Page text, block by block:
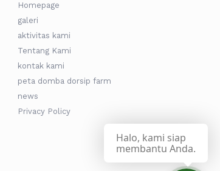
Homepage
galeri
aktivitas kami
Tentang Kami
kontak kami
peta domba dorsip farm
news
Privacy Policy
Halo, kami siap
membantu Anda.